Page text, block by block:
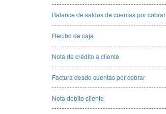
Balance de saldos de cuentas por cobrar
Recibo de caja
Nota de crédito a cliente
Factura desde cuentas por cobrar
Nota debito cliente